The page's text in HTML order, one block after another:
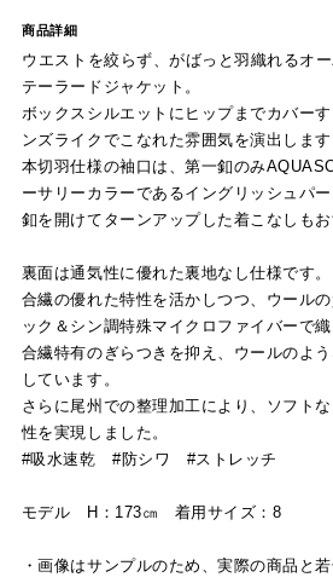
商品詳細
ウエストを絞らず、がばっと羽織れるオ
テーラードジャケット。
ボックスシルエットにヒップまでカバー
ンズライクでこなれた雰囲気を演出します
本切羽仕様の袖口は、第一釦のみ
ーサリーカラーであるイングリッシュパー
釦を開けてターンアップした着こなしもお
裏面は通気性に優れた裏地なし仕様です。
合繊の優れた特性を活かしつつ、ウール
ック＆シン調特殊マイクロファイバーで織
合繊特有のぎらつきを抑え、ウールのよ
しています。
さらに尾州での整理加工により、ソフト
性を実現しました。
#吸水速乾 #防シワ #ストレッチ
モデル H：173㎝ 着用サイズ：8
・画像はサンプルのため、実際の商品と